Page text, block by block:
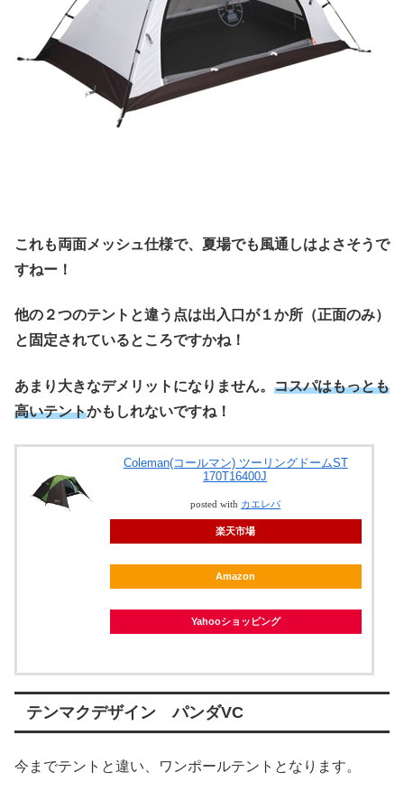
これも両面メッシュ仕様で、夏場でも風通しはよさそうで
すねー！
他の２つのテントと違う点は出入口が１か所（正面のみ）
と固定されているところですかね！
あまり大きなデメリットになりません。 コスパはもっとも
高いテントかもしれないですね！
Coleman(コールマン) ツーリングドームST
170T16400J
posted with カエレバ
楽天市場
Amazon
Yahooショッピング
テンマクデザイン パンダVC
今までテントと違い、ワンポールテントとなります。